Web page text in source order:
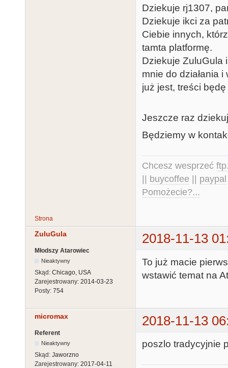
Dziekuje rj1307,
Dziekuje ikci za
Ciebie innych,
tamta platformę.
Dziekuje ZuluGula
mnie do działania
już jest, treści
Jeszcze raz
Będziemy w
Chcesz wesprzeć
|| buycoffee || paypal
Pomożecie?...
Strona
ZuluGula 2018-11-13
Młodszy Atarowiec
Nieaktywny
Skąd: Chicago, USA
Zarejestrowany: 2014-03-23
Posty: 754
To już macie
wstawić temat na
micromax 2018-11-13
Referent
Nieaktywny
Skąd: Jaworzno
Zarejestrowany: 2017-04-11
poszlo tradycyjnie